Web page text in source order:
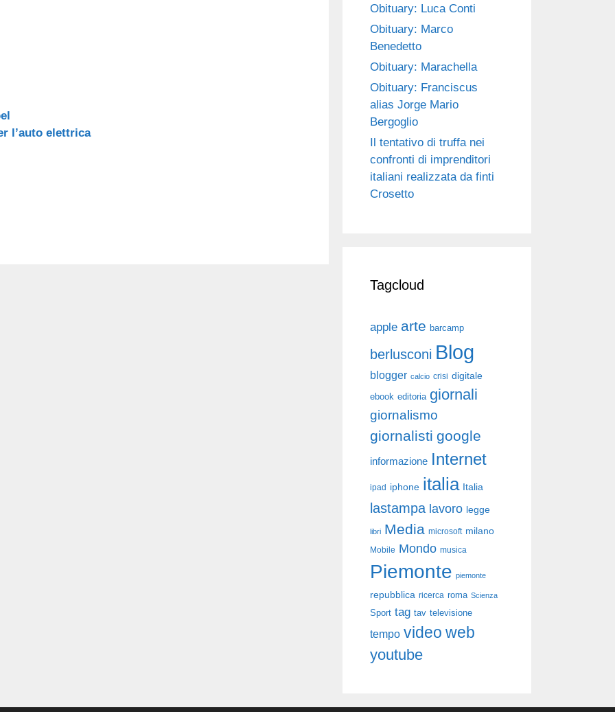
l’auto elettrica
Obituary: Luca Conti
Obituary: Marco
Benedetto
Obituary: Marachella
Obituary: Franciscus
alias Jorge Mario
Bergoglio
Il tentativo di truffa nei
confronti di imprenditori
italiani realizzata da finti
Crosetto
Tagcloud
apple arte barcamp
berlusconi Blog
blogger calcio crisi digitale
ebook editoria giornali
giornalismo
giornalisti google
informazione Internet
ipad iphone italia Italia
lastampa lavoro legge
libri Media microsoft milano
Mobile Mondo musica
Piemonte piemonte
repubblica ricerca roma Scienza
Sport tag tav televisione
tempo video web
youtube